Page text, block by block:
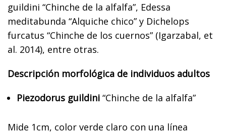
guildini “Chinche de la alfalfa”, Edessa
meditabunda “Alquiche chico” y Dichelops
furcatus “Chinche de los cuernos” (Igarzabal, et
al. 2014), entre otras.
Descripción morfológica de individuos adultos
Piezodorus guildini “Chinche de la alfalfa”
Mide 1cm, color verde claro con una línea